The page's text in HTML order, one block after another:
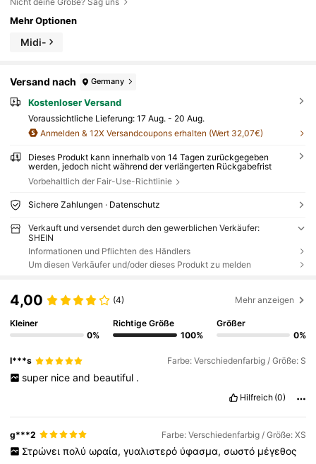
Mehr Optionen
Midi-
Versand nach Germany
Kostenloser Versand
Voraussichtliche Lieferung: 17 Aug. - 20 Aug.
Anmelden & 12X Versandcoupons erhalten (Wert 32,07€)
Dieses Produkt kann innerhalb von 14 Tagen zurückgegeben
werden, jedoch nicht während der verlängerten Rückgabefrist
Vorbehaltlich der Fair-Use-Richtlinie
Sichere Zahlungen · Datenschutz
Verkauft und versendet durch den gewerblichen Verkäufer:
SHEIN
Informationen und Pflichten des Händlers
Um diesen Verkäufer und/oder dieses Produkt zu melden
4,00 (4) Mehr anzeigen
Kleiner
0%
Richtige Größe
100%
Größer
0%
I***s Farbe: Verschiedenfarbig / Größe: S
super nice and beautiful .
Hilfreich (0)
g***2 Farbe: Verschiedenfarbig / Größe: XS
Στρώνει πολύ ωραία, γυαλιστερό ύφασμα, σωστό μέγεθος